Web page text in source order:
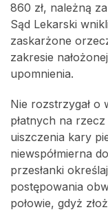
860 zł, należną
Sąd Lekarski
zaskarżone
zakresie
upomnienia.
Nie rozstrzygał o
płatnych na
uiszczenia kary
niewspółmierna
przesłanki
postępowania
połowie, gdyż